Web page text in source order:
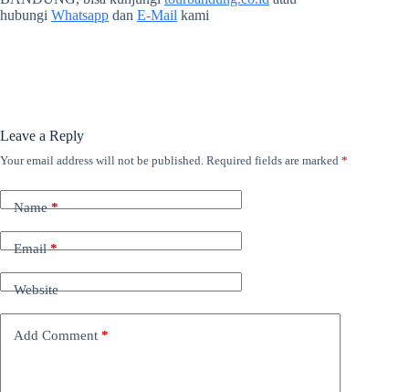
hubungi Whatsapp dan E-Mail kami
Leave a Reply
Your email address will not be published. Required fields are marked *
Name*
Email*
Website
Add Comment *